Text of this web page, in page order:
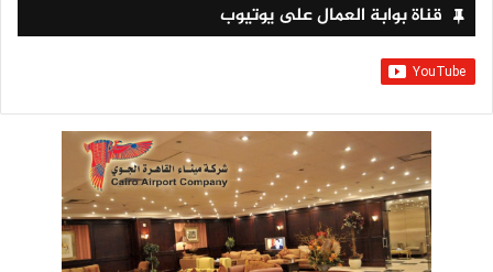
قناة بوابة العمال على يوتيوب